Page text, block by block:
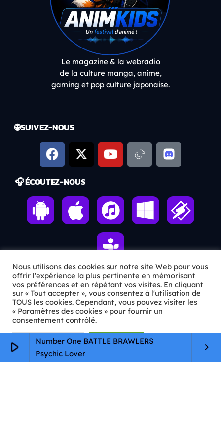
play_arrow
Number One BATTLE BRAWLERS
Psychic Lover
keyboard_arrow_right
Le magazine & la webradio
de la culture manga, anime,
gaming et pop culture japonaise.
🌐 SUIVEZ-NOUS
🎧 ÉCOUTEZ-NOUS
ℹ️ INFOS PRATIQUES
✉️Contact
🦊Qui sommes-nous ?
📄
Mentions légales
Nous utilisons des cookies sur notre site Web pour vous
offrir l'expérience la plus pertinente en mémorisant
vos préférences et en répétant vos visites. En cliquant
sur « Tout accepter », vous consentez à l'utilisation de
TOUS les cookies. Cependant, vous pouvez visiter les
« Paramètres des cookies » pour fournir un
consentement contrôlé.
Paramètres Cookie Tout accepter